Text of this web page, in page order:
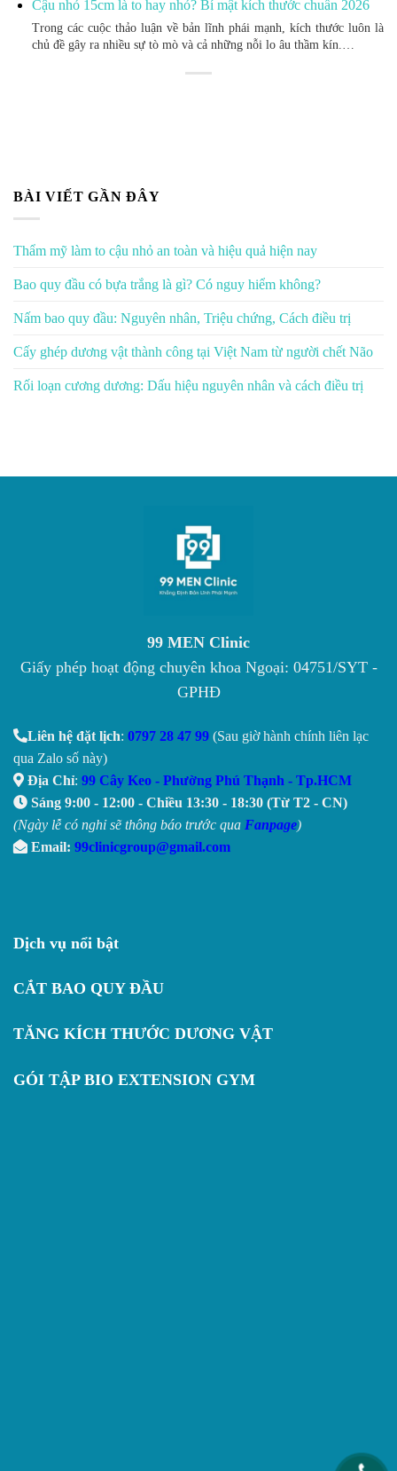
Cậu nhỏ 15cm là to hay nhỏ? Bí mật kích thước chuẩn 2026
Trong các cuộc thảo luận về bản lĩnh phái mạnh, kích thước luôn là
chủ đề gây ra nhiều sự tò mò và cả những nỗi lo âu thầm kín.…
BÀI VIẾT GẦN ĐÂY
Thẩm mỹ làm to cậu nhỏ an toàn và hiệu quả hiện nay
Bao quy đầu có bựa trắng là gì? Có nguy hiểm không?
Nấm bao quy đầu: Nguyên nhân, Triệu chứng, Cách điều trị
Cấy ghép dương vật thành công tại Việt Nam từ người chết Não
Rối loạn cương dương: Dấu hiệu nguyên nhân và cách điều trị
99 MEN Clinic
Giấy phép hoạt động chuyên khoa Ngoại: 04751/SYT -
GPHĐ
Liên hệ đặt lịch: 0797 28 47 99 (Sau giờ hành chính liên lạc
qua Zalo số này)
Địa Chỉ: 99 Cây Keo - Phường Phú Thạnh - Tp.HCM
Sáng 9:00 - 12:00 - Chiều 13:30 - 18:30 (Từ T2 - CN)
(Ngày lễ có nghỉ sẽ thông báo trước qua Fanpage)
Email: 99clinicgroup@gmail.com
Dịch vụ nổi bật
CẮT BAO QUY ĐẦU
TĂNG KÍCH THƯỚC DƯƠNG VẬT
GÓI TẬP BIO EXTENSION GYM